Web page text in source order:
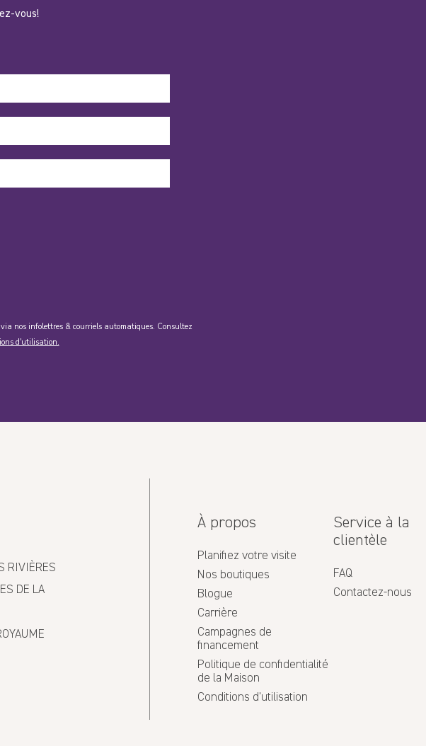
vous!
nos infolettres & courriels automatiques. Consultez
d'utilisation.
RIVIÈRES
DE LA
À propos
Planifiez votre visite
Nos boutiques
Blogue
Carrière
Campagnes de
financement
Politique de confidentialité
de la Maison
Conditions d'utilisation
Service à la
clientèle
FAQ
Contactez-nous